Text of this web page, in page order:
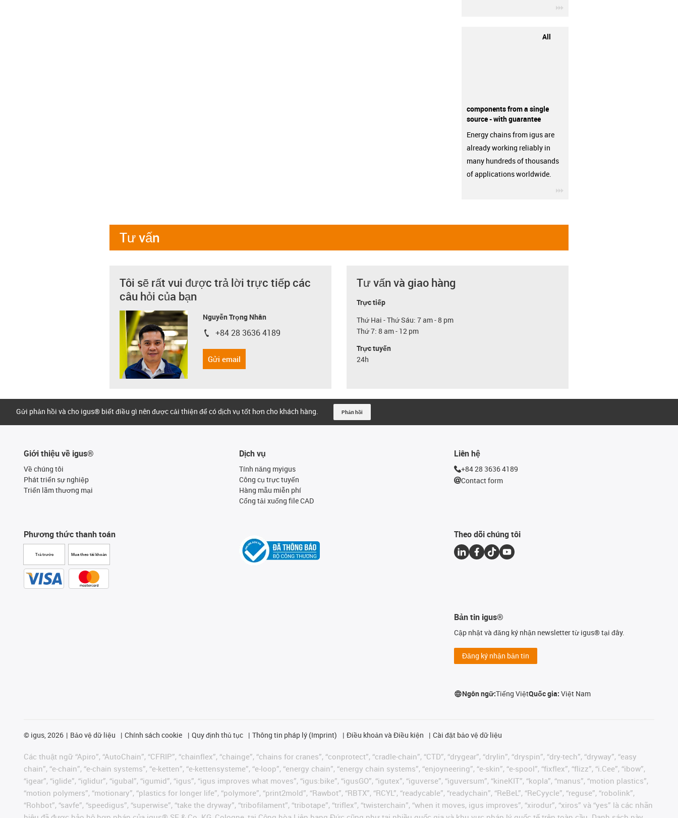
All
components from a single
source - with guarantee
Energy chains from igus are
already working reliably in
many hundreds of thousands
of applications worldwide.
Tư vấn
Tôi sẽ rất vui được trả lời trực tiếp các
câu hỏi của bạn
Nguyễn Trọng Nhân
igus-icon-phone
+84 28 3636 4189
Gửi email
Tư vấn và giao hàng
Trực tiếp
Thứ Hai - Thứ Sáu: 7 am - 8 pm
Thứ 7: 8 am - 12 pm
Trực tuyến
24h
Gửi phản hồi và cho igus® biết điều gì nên được cải thiện để có dịch vụ tốt hơn cho khách hàng. Phản hồi
Giới thiệu về igus®
Về chúng tôi
Phát triển sự nghiệp
Triển lãm thương mại
Phương thức thanh toán
Trả trước Mua theo tài khoản
Dịch vụ
Tính năng myigus
Công cụ trực tuyến
Hàng mẫu miễn phí
Cổng tải xuống file CAD
Liên hệ
+84 28 3636 4189
Contact form
Theo dõi chúng tôi
Bản tin igus®
Cập nhật và đăng ký nhận newsletter từ igus® tại đây.
Đăng ký nhận bản tin
Ngôn ngữ:Tiếng ViệtQuốc gia:Việt Nam
© igus, 2026 Bảo vệ dữ liệu Chính sách cookie Quy định thủ tục Thông tin pháp lý (Imprint) Điều khoản và Điều kiện Cài đặt bảo vệ dữ liệu
Các thuật ngữ “Apiro”, “AutoChain”, “CFRIP”, “chainflex”, “chainge”, “chains for cranes”, “conprotect”, “cradle-chain”, “CTD”, “drygear”, “drylin”, “dryspin”, “dry-tech”, “dryway”, “easy
chain”, “e-chain”, “e-chain systems”, “e-ketten”, “e-kettensysteme”, “e-loop”, “energy chain”, “energy chain systems”, “enjoyneering”, “e-skin”, “e-spool”, “fixflex”, “flizz”, “i.Cee”, “ibow”,
“igear”, “iglide”, “iglidur”, “igubal”, “igumid”, “igus”, “igus improves what moves”, “igus:bike”, “igusGO”, “igutex”, “iguverse”, “iguversum”, “kineKIT”, “kopla”, “manus”, “motion plastics”,
“motion polymers”, “motionary”, “plastics for longer life”, “polymore”, “print2mold”, “Rawbot”, “RBTX”, “RCYL”, “readycable”, “readychain”, “ReBeL”, “ReCyycle”, “reguse”, “robolink”,
“Rohbot”, “savfe”, “speedigus”, “superwise”, “take the dryway”, “tribofilament”, “tribotape”, “triflex”, “twisterchain”, “when it moves, igus improves”, “xirodur”, “xiros” và “yes” là các nhãn